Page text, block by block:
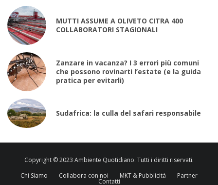
MUTTI ASSUME A OLIVETO CITRA 400
COLLABORATORI STAGIONALI
Zanzare in vacanza? I 3 errori più comuni
che possono rovinarti l’estate (e la guida
pratica per evitarli)
Sudafrica: la culla del safari responsabile
Copyright © 2023 Ambiente Quotidiano. Tutti i diritti riservati.
Chi Siamo
Collabora con noi MKT & Pubblicità Partner
Contatti